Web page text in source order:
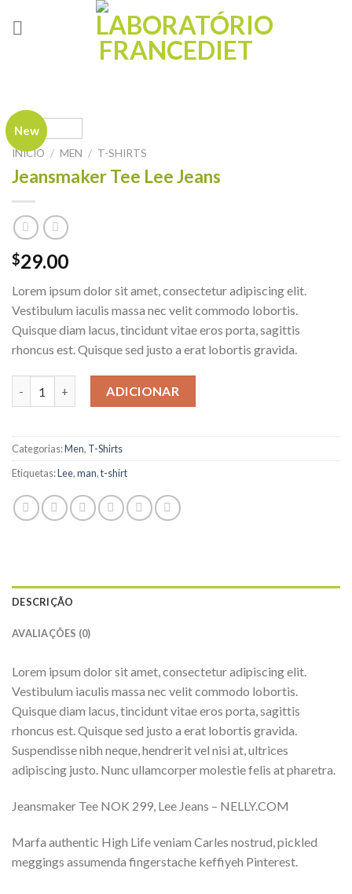
New
INÍCIO / MEN / T-SHIRTS
Jeansmaker Tee Lee Jeans
$29.00
Lorem ipsum dolor sit amet, consectetur adipiscing elit.
Vestibulum iaculis massa nec velit commodo lobortis.
Quisque diam lacus, tincidunt vitae eros porta, sagittis
rhoncus est. Quisque sed justo a erat lobortis gravida.
ADICIONAR
Categorias:Men, T-Shirts
Etiquetas:Lee,man,t-shirt
DESCRIÇÃO
AVALIAÇÕES (0)
Lorem ipsum dolor sit amet, consectetur adipiscing elit.
Vestibulum iaculis massa nec velit commodo lobortis.
Quisque diam lacus, tincidunt vitae eros porta, sagittis
rhoncus est. Quisque sed justo a erat lobortis gravida.
Suspendisse nibh neque, hendrerit vel nisi at, ultrices
adipiscing justo. Nunc ullamcorper molestie felis at pharetra.
Jeansmaker Tee NOK 299, Lee Jeans – NELLY.COM
Marfa authentic High Life veniam Carles nostrud, pickled
meggings assumenda fingerstache keffiyeh Pinterest.